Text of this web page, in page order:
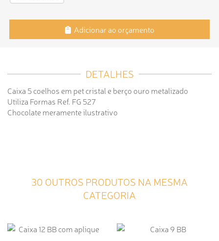
Adicionar ao orçamento
DETALHES
Caixa 5 coelhos em pet cristal e berço ouro metalizado
Utiliza Formas Ref. FG 527
Chocolate meramente ilustrativo
30 OUTROS PRODUTOS NA MESMA
CATEGORIA